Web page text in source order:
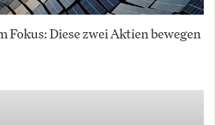
Fokus: Diese zwei Aktien bewegen